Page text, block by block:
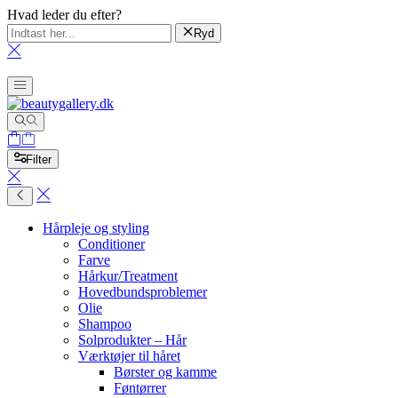
Hvad leder du efter?
Ryd
Filter
Hårpleje og styling
Conditioner
Farve
Hårkur/Treatment
Hovedbundsproblemer
Olie
Shampoo
Solprodukter – Hår
Værktøjer til håret
Børster og kamme
Føntørrer